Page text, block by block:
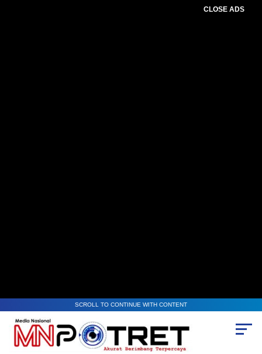
CLOSE ADS
SCROLL TO CONTINUE WITH CONTENT